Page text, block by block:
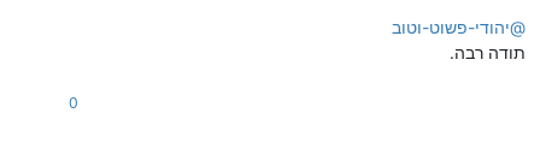
@יהודי-פשוט-וטוב
תודה רבה.
0